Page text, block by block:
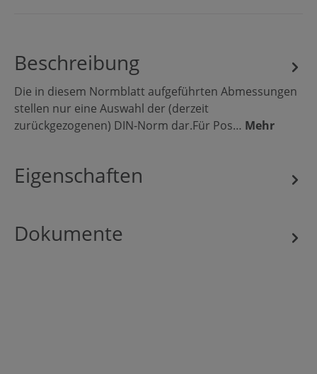
Beschreibung
Die in diesem Normblatt aufgeführten Abmessungen
stellen nur eine Auswahl der (derzeit
zurückgezogenen) DIN-Norm dar.Für Pos… Mehr
Eigenschaften
Dokumente